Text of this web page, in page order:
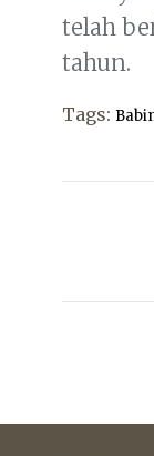
telah
tahun.
Tags: